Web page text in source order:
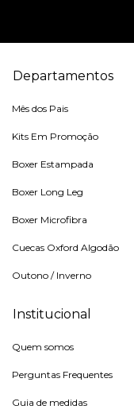
Departamentos
Mês dos Pais
Kits Em Promoção
Boxer Estampada
Boxer Long Leg
Boxer Microfibra
Cuecas Oxford Algodão
Outono / Inverno
Institucional
Quem somos
Perguntas Frequentes
Guia de medidas